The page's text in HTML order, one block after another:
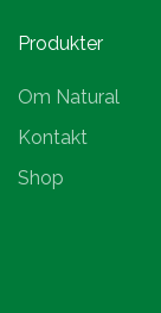
Produkter
Om Natural
Kontakt
Shop